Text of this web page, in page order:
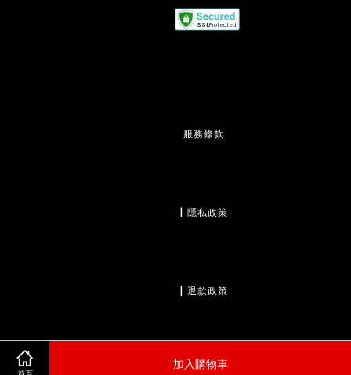
加入購物車
服務條款
隱私政策
退款政策